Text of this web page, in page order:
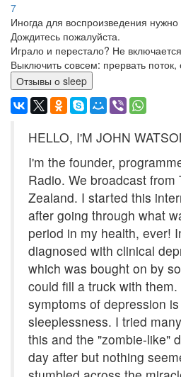
7
Иногда для воспроизведения
Дождитесь пожалуйста.
Играло и перестало? Не
Выключить совсем: прервать поток,
Отзывы о sleep
HELLO, I'M JOHN
I'm the founder,
Radio. We broadcast from
Zealand. I started this
after going through what
period in my health, ever!
diagnosed with clinical
which was bought on by
could fill a truck with
symptoms of depression
sleeplessness. I tried
this and the "zombie-like"
day after but nothing